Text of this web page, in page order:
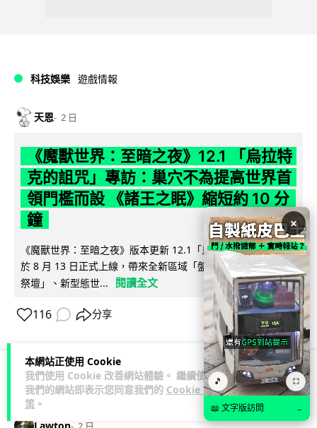
本網站正使用 Cookie
我們使用 Cookie 改善網站體驗。 繼續使用
我們的網站即表示您同意我們的 Cookie 政
策 。
科技娛樂 遊戲情報
天恩 2 日
《魔獸世界：至暗之夜》12.1 「烏拉特
克的詛咒」專訪：巢穴不為提高世界首
領門檻而設 《諸王之眠》縮短約 10 分
鐘
《魔獸世界：至暗之夜》版本更新 12.1「烏拉特克的詛咒」將
於 8 月 13 日正式上線，帶來全新區域「盤蛇島」、地城「毒牙
祭壇」、新型態世...
閱讀全文
116 分享
科技娛樂 遊戲情報
×
🎵 ⛶
📖 文字版訪問 →